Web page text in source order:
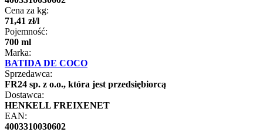
Cena za kg:
71,41 zł/l
Pojemność:
700 ml
Marka:
BATIDA DE COCO
Sprzedawca:
FR24 sp. z o.o., która jest przedsiębiorcą
Dostawca:
HENKELL FREIXENET
EAN:
4003310030602